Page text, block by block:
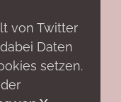
von Twitter
Daten
setzen.